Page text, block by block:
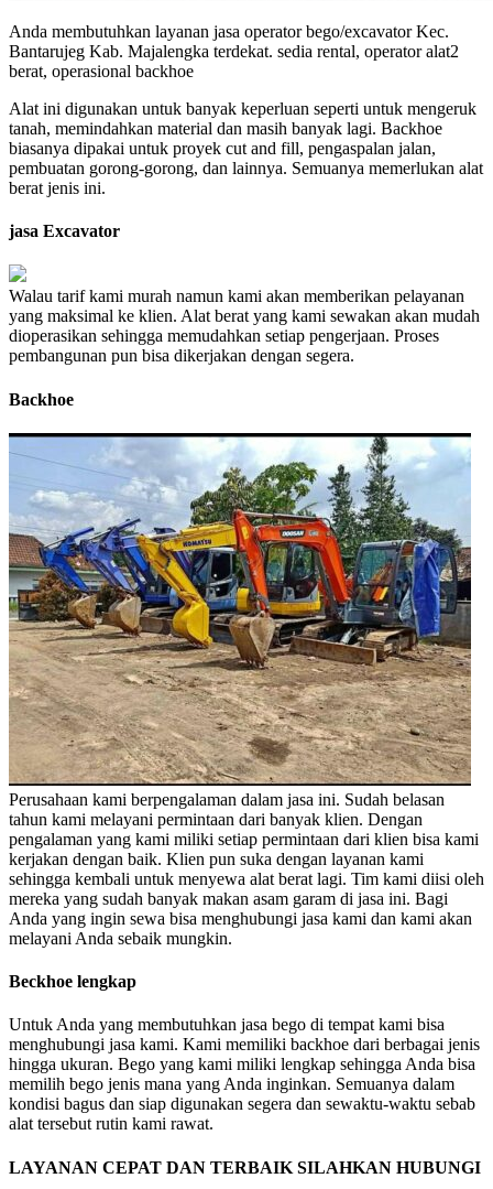
Anda membutuhkan layanan jasa operator bego/excavator Kec.
Bantarujeg Kab. Majalengka terdekat. sedia rental, operator alat2
berat, operasional backhoe
Alat ini digunakan untuk banyak keperluan seperti untuk mengeruk
tanah, memindahkan material dan masih banyak lagi. Backhoe
biasanya dipakai untuk proyek cut and fill, pengaspalan jalan,
pembuatan gorong-gorong, dan lainnya. Semuanya memerlukan alat
berat jenis ini.
jasa Excavator
Walau tarif kami murah namun kami akan memberikan pelayanan
yang maksimal ke klien. Alat berat yang kami sewakan akan mudah
dioperasikan sehingga memudahkan setiap pengerjaan. Proses
pembangunan pun bisa dikerjakan dengan segera.
Backhoe
Perusahaan kami berpengalaman dalam jasa ini. Sudah belasan
tahun kami melayani permintaan dari banyak klien. Dengan
pengalaman yang kami miliki setiap permintaan dari klien bisa kami
kerjakan dengan baik. Klien pun suka dengan layanan kami
sehingga kembali untuk menyewa alat berat lagi. Tim kami diisi oleh
mereka yang sudah banyak makan asam garam di jasa ini. Bagi
Anda yang ingin sewa bisa menghubungi jasa kami dan kami akan
melayani Anda sebaik mungkin.
Beckhoe lengkap
Untuk Anda yang membutuhkan jasa bego di tempat kami bisa
menghubungi jasa kami. Kami memiliki backhoe dari berbagai jenis
hingga ukuran. Bego yang kami miliki lengkap sehingga Anda bisa
memilih bego jenis mana yang Anda inginkan. Semuanya dalam
kondisi bagus dan siap digunakan segera dan sewaktu-waktu sebab
alat tersebut rutin kami rawat.
LAYANAN CEPAT DAN TERBAIK SILAHKAN HUBUNGI